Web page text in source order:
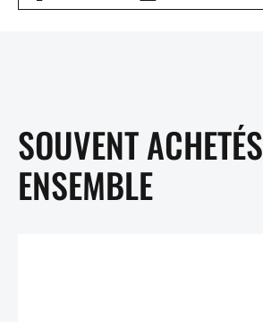
SOUVENT ACHETÉS
ENSEMBLE